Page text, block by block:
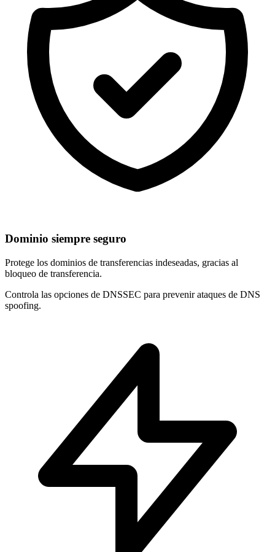
Dominio siempre seguro
Protege los dominios de transferencias indeseadas, gracias al
bloqueo de transferencia.
Controla las opciones de DNSSEC para prevenir ataques de DNS
spoofing.